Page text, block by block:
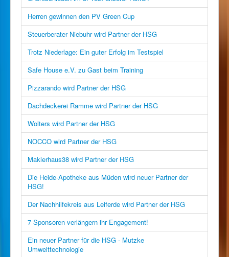
Herren gewinnen den PV Green Cup
Steuerberater Niebuhr wird Partner der HSG
Trotz Niederlage: Ein guter Erfolg im Testspiel
Safe House e.V. zu Gast beim Training
Pizzarando wird Partner der HSG
Dachdeckerei Ramme wird Partner der HSG
Wolters wird Partner der HSG
NOCCO wird Partner der HSG
Maklerhaus38 wird Partner der HSG
Die Heide-Apotheke aus Müden wird neuer Partner der
HSG!
Der Nachhilfekreis aus Leiferde wird Partner der HSG
7 Sponsoren verlängern ihr Engagement!
Ein neuer Partner für die HSG - Mutzke
Umwelttechnologie